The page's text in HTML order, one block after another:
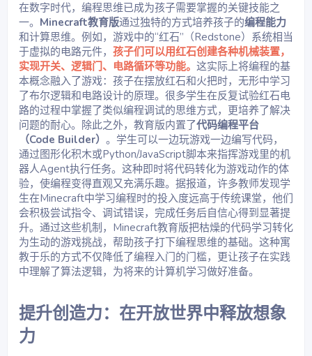
在数字时代，编程思维已成为孩子需要掌握的关键技能之
一。 Minecraft教育版通过独特的方式培养孩子的编程能力
和计算思维。例如，游戏中的“红石”（Redstone）系统相当
于虚拟的电路元件， 孩子们可以用红石创建各种机械装置，
实现开关、逻辑门、电路循环等功能。 这实际上将编程的基
本概念融入了游戏：孩子在摆放红石和火把时，无形中学习
了布尔逻辑和电路设计的原理。很多学生在反复试验红石电
路的过程中掌握了类似编程调试的思维方式，更培养了解决
问题的耐心。除此之外，教育版内置了代码编程平台
（Code Builder） 。学生可以一边玩游戏一边编写代码，
通过图形化积木或Python/JavaScript脚本来指挥游戏里的机
器人Agent执行任务。这种即时将代码转化为游戏动作的体
验，使编程变得直观又充满乐趣。据报道，许多教师发现学
生在Minecraft中学习编程时的投入度远高于传统课堂，他们
会积极尝试指令、调试错误，完成任务后自信心得到显著提
升。通过这些机制，Minecraft教育版把枯燥的代码学习转化
为生动的游戏挑战，帮助孩子打下编程思维的基础。这种寓
教于乐的方式不仅降低了编程入门的门槛，更让孩子在实践
中理解了算法逻辑，为将来的计算机学习做好准备。
提升创造力：在开放世界中释放想象
力​